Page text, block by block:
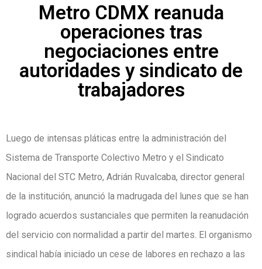
Metro CDMX reanuda
operaciones tras
negociaciones entre
autoridades y sindicato de
trabajadores
Luego de intensas pláticas entre la administración del
Sistema de Transporte Colectivo Metro y el Sindicato
Nacional del STC Metro, Adrián Ruvalcaba, director general
de la institución, anunció la madrugada del lunes que se han
logrado acuerdos sustanciales que permiten la reanudación
del servicio con normalidad a partir del martes. El organismo
sindical había iniciado un cese de labores en rechazo a las